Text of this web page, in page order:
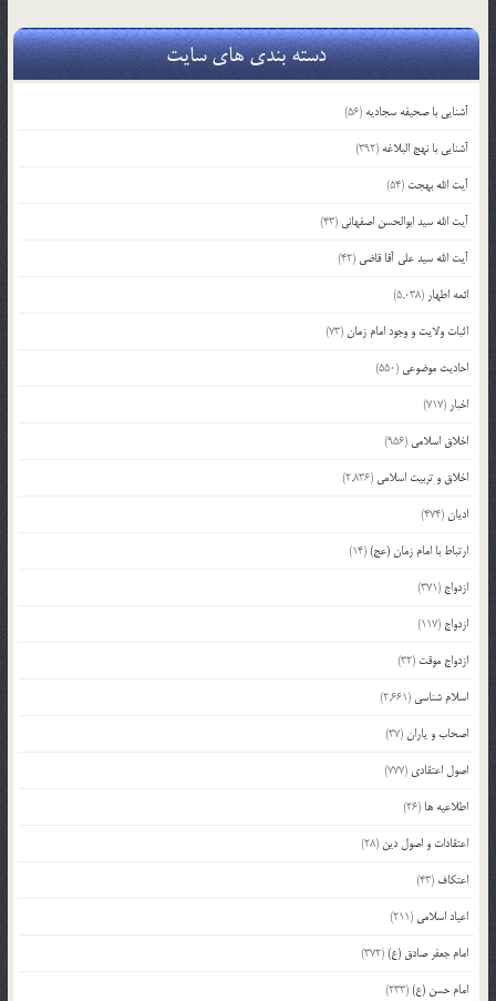
دسته بندی های سایت
آشنایی با صحیفه سجادیه (56)
آشنایی با نهج البلاغه (392)
آیت الله بهجت (54)
آیت الله سید ابوالحسن اصفهانی (43)
آیت الله سید علی آقا قاضی (42)
ائمه اطهار (5,038)
اثبات ولایت و وجود امام زمان(73)
احادیث موضوعی (550)
اخبار (717)
اخلاق اسلامی (956)
اخلاق و تربیت اسلامی (2,836)
ادیان(474)
ارتباط با امام زمان (عج)(14)
ازدواج (371)
ازدواج (117)
ازدواج موقت (32)
اسلام شناسی (2,661)
اصحاب و یاران(37)
اصول اعتقادی (777)
اطلاعیه ها (26)
اعتقادات و اصول دین (28)
اعتکاف (43)
اعیاد اسلامی (211)
امام جعفر صادق (ع)(372)
امام حسن (ع)(233)